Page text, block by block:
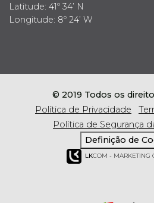
Latitude: 41º 34’ N
Longitude: 8º 24’ W
© 2019 Todos os
Política de Privacidade
Política de Segurança
Definição de
LKCOM - MARKETING